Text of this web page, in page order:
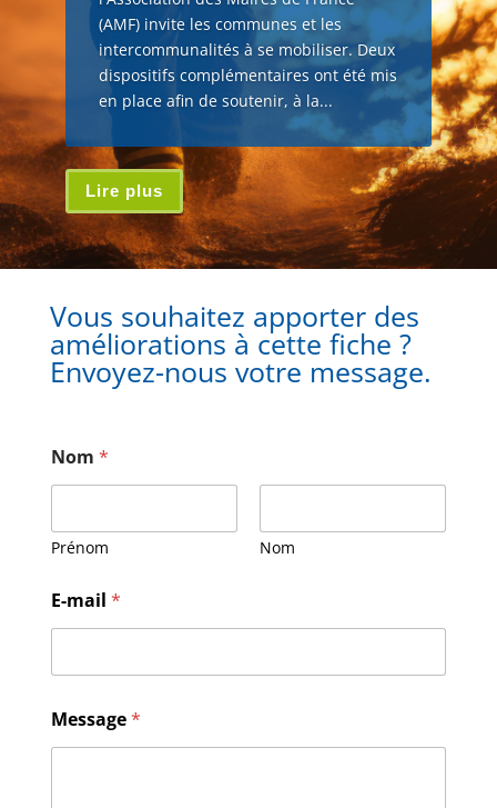
(AMF) invite les communes et les
intercommunalités à se mobiliser. Deux
dispositifs complémentaires ont été mis
en place afin de soutenir, à la...
Lire plus
Vous souhaitez apporter des
améliorations à cette fiche ?
Envoyez-nous votre message.
Nom *
Prénom Nom
E-mail *
o
m
Message*